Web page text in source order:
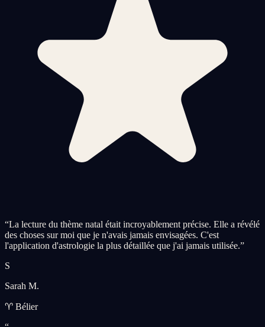
“La lecture du thème natal était incroyablement précise. Elle a révélé
des choses sur moi que je n'avais jamais envisagées. C'est
l'application d'astrologie la plus détaillée que j'ai jamais utilisée.”
S
Sarah M.
♈ Bélier